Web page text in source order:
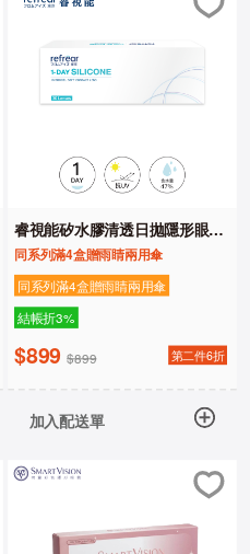
睿視能矽水膠清透日拋隱形眼鏡
30片裝
同系列滿4盒贈雨睛兩用傘
同系列滿4盒贈雨睛兩用傘
結帳折3%
$899 $899 第二件6折
加入配送單